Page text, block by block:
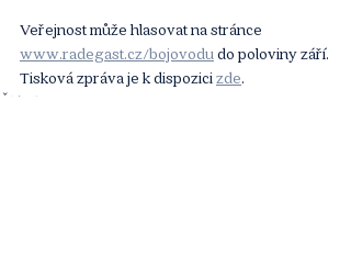
Veřejnost může hlasovat na stránce
www.radegast.cz/bojovodu do poloviny září.
Tisková zpráva je k dispozici zde.
Článek